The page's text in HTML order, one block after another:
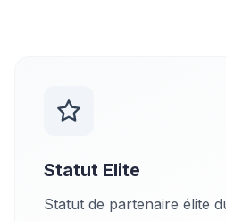
Statut Elite
Statut de partenaire élite